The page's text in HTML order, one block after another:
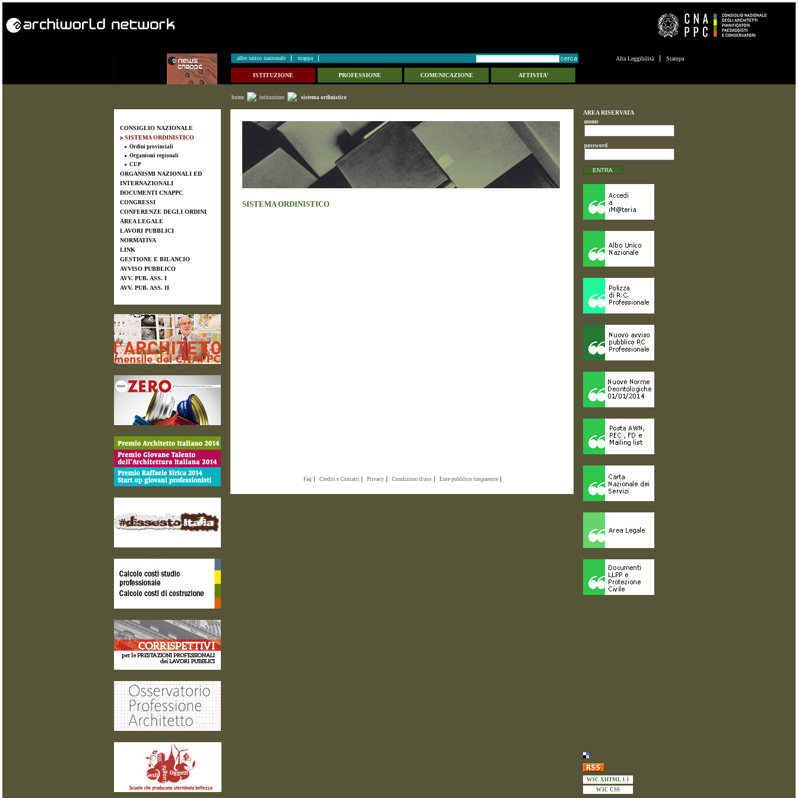
albo unico nazionale mappa
ISTITUZIONE PROFESSIONE COMUNICAZIONE ATTIVITA'
Alta Leggibilità Stampa
home istituzione sistema ordinistico
CONSIGLIO NAZIONALE
SISTEMA ORDINISTICO
Ordini provinciali
Organismi regionali
CUP
ORGANISMI NAZIONALI ED
INTERNAZIONALI
DOCUMENTI CNAPPC
CONGRESSI
CONFERENZE DEGLI ORDINI
AREA LEGALE
LAVORI PUBBLICI
NORMATIVA
LINK
GESTIONE E BILANCIO
AVVISO PUBBLICO
AVV. PUB. ASS. I
AVV. PUB. ASS. II
SISTEMA ORDINISTICO
Faq Crediti e Contatti Privacy Condizioni d'uso Ente pubblico trasparente
AREA RISERVATA
utente
password
W3C XHTML 1.1
W3C CSS